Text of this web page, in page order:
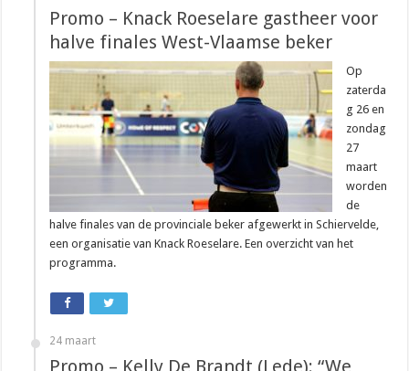
Promo – Knack Roeselare gastheer voor
halve finales West-Vlaamse beker
Op
zaterda
g 26 en
zondag
27
maart
worden
de
halve finales van de provinciale beker afgewerkt in Schiervelde,
een organisatie van Knack Roeselare. Een overzicht van het
programma.
24 maart
Promo – Kelly De Brandt (Lede): “We